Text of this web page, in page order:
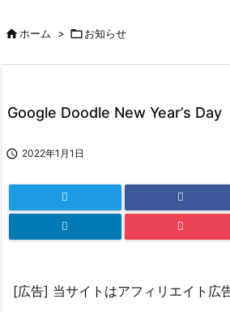
ホーム > お知らせ
Google Doodle New Year’s Day
 2022年1月1日
[広告] 当サイトはアフィリエイト広